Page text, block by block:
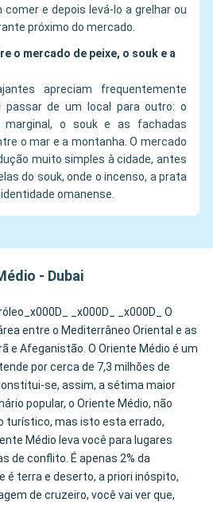
e depois levá-lo a grelhar ou
próximo do mercado.
o mercado de peixe, o souk e a
apreciam frequentemente
passar de um local para outro: o
marginal, o souk e as fachadas
o mar e a montanha. O mercado
muito simples à cidade, antes
do souk, onde o incenso, a prata
omanense.
- Dubai
_x000D_ _x000D_ O
entre o Mediterrâneo Oriental e as
e Afeganistão. O Oriente Médio é um
por cerca de 7,3 milhões de
se, assim, a sétima maior
popular, o Oriente Médio, não
turístico, mas isto esta errado,
Médio leva você para lugares
de conflito. É apenas 2% da
é terra e deserto, a priori inóspito,
de cruzeiro, você vai ver que,